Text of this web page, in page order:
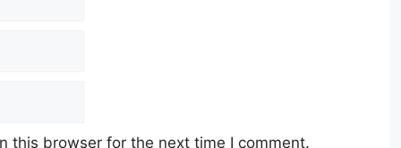
this browser for the next time I comment.